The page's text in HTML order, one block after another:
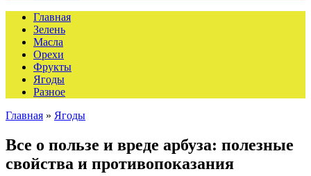
Главная
Зелень
Масла
Орехи
Фрукты
Ягоды
Разное
Главная » Ягоды
Все о пользе и вреде арбуза: полезные
свойства и противопоказания